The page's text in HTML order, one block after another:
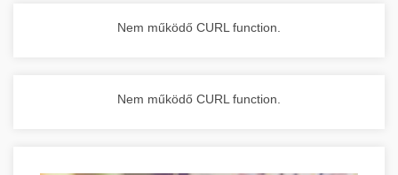
Nem működő CURL function.
Nem működő CURL function.